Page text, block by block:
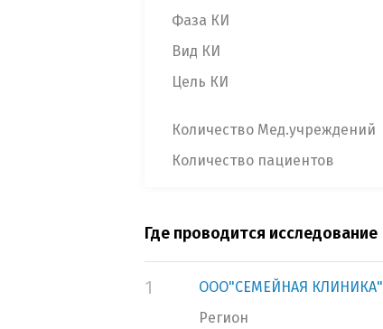
Фаза КИ
Вид КИ
Цель КИ
Количество Мед.учреждений
Количество пациентов
Где проводится исследование
1
ООО"СЕМЕЙНАЯ КЛИНИКА"
Регион